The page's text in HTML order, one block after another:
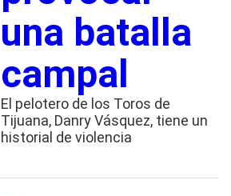
una batalla
campal
El pelotero de los Toros de
Tijuana, Danry Vásquez, tiene un
historial de violencia